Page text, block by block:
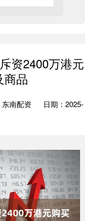
资2400万港元
商品
南配资
日期：2025-